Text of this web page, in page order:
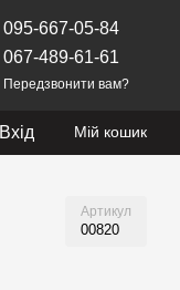
095-667-05-84
067-489-61-61
Передзвонити вам?
Вхід Мій кошик
Артикул
00820